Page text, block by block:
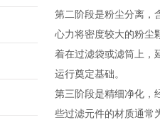
第二阶段是粉尘分离，
心力将密度较大的粉尘
着在过滤袋或滤筒上，
运行奠定基础。
第三阶段是精细净化，
些过滤元件的材质通常